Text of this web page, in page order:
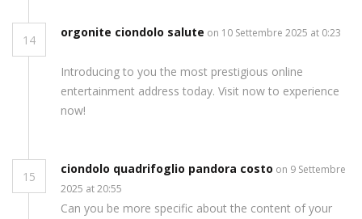
14
orgonite ciondolo salute on 10 Settembre 2025 at 0:23
Introducing to you the most prestigious online
entertainment address today. Visit now to experience
now!
15
ciondolo quadrifoglio pandora costo on 9 Settembre
2025 at 20:55
Can you be more specific about the content of your